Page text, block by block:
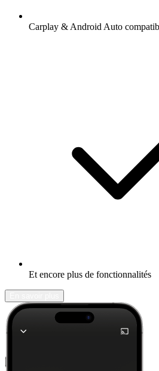
Carplay & Android Auto
Et encore plus de fonctionnalités